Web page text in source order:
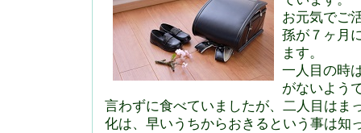
お元気でご
孫が７ヶ月
ます。
一人目の時
がないよう
言わずに食べていましたが、二人目はま
化は、早いうちからおきるという事は知